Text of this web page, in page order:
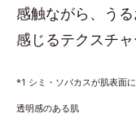
感触ながら、う
感じるテクスチャ
*1 シミ・ソバカスが肌表面
透明感のある肌